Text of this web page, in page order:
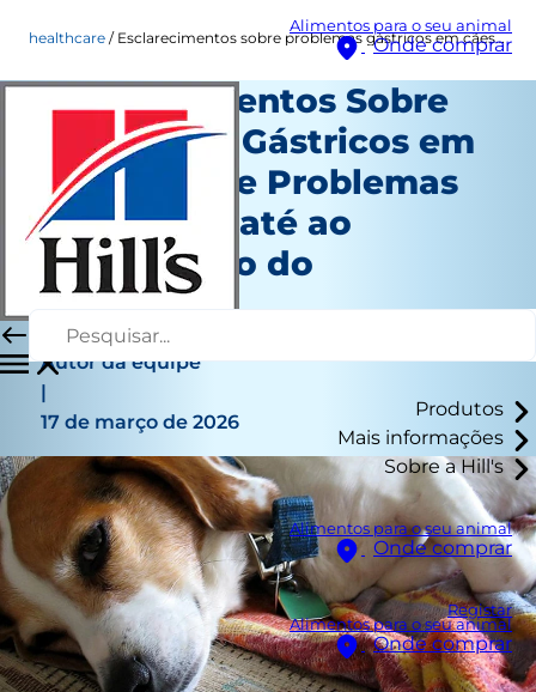
Alimentos para o seu animal
Onde comprar
Produtos
Mais informações
Sobre a Hill's
Alimentos para o seu animal
Onde comprar
Registar
Alimentos para o seu animal
Onde comprar
healthcare Esclarecimentos sobre problemas gástricos em cães: Desde problemas digestivos até ao diagnóstico do veterinário
Esclarecimentos Sobre
Problemas Gástricos em
Cães: Desde Problemas
Digestivos até ao
Diagnóstico do
Veterinário
Healthcare
Autor da equipe
|
17 de março de 2026